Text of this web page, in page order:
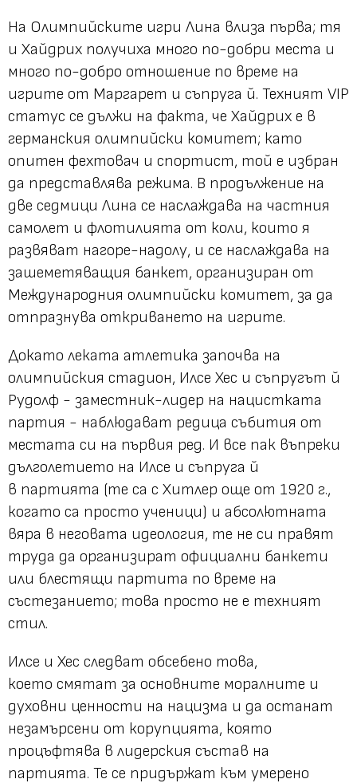
На Олимпийските игри Лина влиза първа; тя
и Хайдрих получиха много по-добри места и
много по-добро отношение по време на
игрите от Маргарет и съпруга й. Техният VIP
статус се дължи на факта, че Хайдрих е в
германския олимпийски комитет; като
опитен фехтовач и спортист, той е избран
да представлява режима. В продължение на
две седмици Лина се наслаждава на частния
самолет и флотилията от коли, които я
развяват нагоре-надолу, и се наслаждава на
зашеметяващия банкет, организиран от
Международния олимпийски комитет, за да
отпразнува откриването на игрите.
Докато леката атлетика започва на
олимпийския стадион, Илсе Хес и съпругът й
Рудолф - заместник-лидер на нацистката
партия - наблюдават редица събития от
местата си на първия ред. И все пак въпреки
дълголетието на Илсе и съпруга й
в партията (те са с Хитлер още от 1920 г.,
когато са просто ученици) и абсолютната
вяра в неговата идеология, те не си правят
труда да организират официални банкети
или блестящи партита по време на
състезанието; това просто не е техният
стил.
Илсе и Хес следват обсебено това,
което смятат за основните моралните и
духовни ценности на нацизма и да останат
незамърсени от корупцията, която
процъфтява в лидерския състав на
партията. Те се придържат към умерено